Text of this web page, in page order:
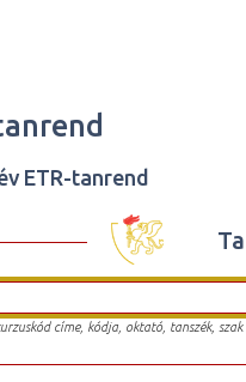
ETR-tanrend
címe, kódja, oktató, tanszék,